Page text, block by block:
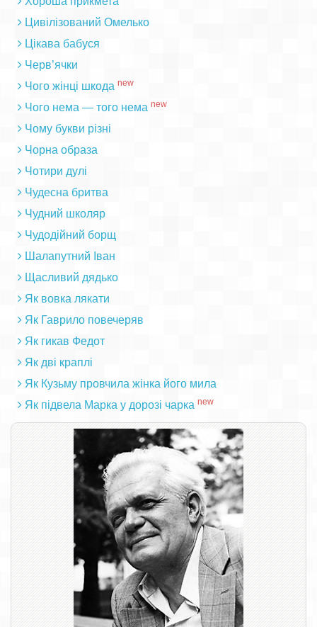
Цивілізований Омелько
Цікава бабуся
Черв’ячки
Чого жінці шкода new
Чого нема — того нема new
Чому букви різні
Чорна образа
Чотири дулі
Чудесна бритва
Чудний школяр
Чудодійний борщ
Шалапутний Іван
Щасливий дядько
Як вовка лякати
Як Гаврило повечеряв
Як гикав Федот
Як дві краплі
Як Кузьму провчила жінка його мила
Як підвела Марка у дорозі чарка new